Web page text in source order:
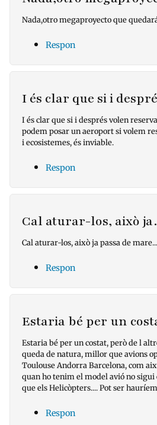
Nada,otro megaproyecto que
Respon
I és clar que si i
I és clar que si i després volen
podem posar un aeroport si volem
i ecosistemes, és inviable.
Respon
Cal aturar-los, això
Cal aturar-los, això ja passa de mare...
Respon
Estaria bé per un
Estaria bé per un costat, però de l
queda de natura, millor que avions
Toulouse Andorra Barcelona, com
quan ho tenim el model avió no sigui
que els Helicòpters.... Pot ser
Respon